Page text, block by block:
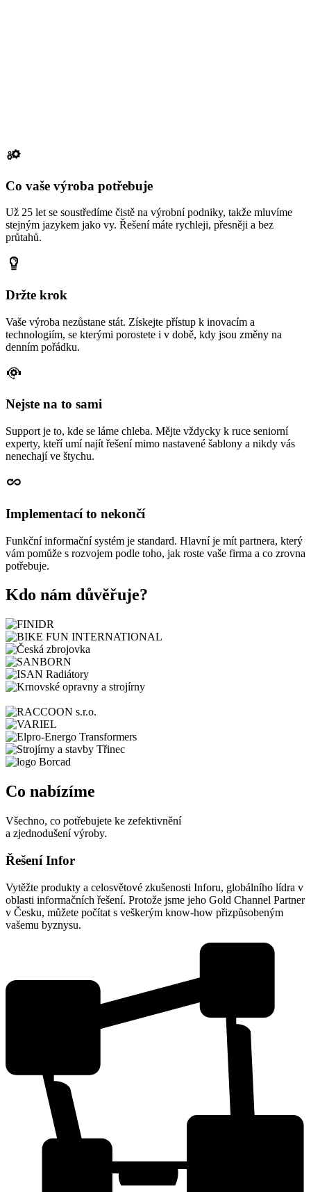
Co vaše výroba potřebuje
Už 25 let se soustředíme čistě na výrobní podniky, takže mluvíme
stejným jazykem jako vy. Řešení máte rychleji, přesněji a bez
průtahů.
Držte krok
Vaše výroba nezůstane stát. Získejte přístup k inovacím a
technologiím, se kterými porostete i v době, kdy jsou změny na
denním pořádku.
Nejste na to sami
Support je to, kde se láme chleba. Mějte vždycky k ruce seniorní
experty, kteří umí najít řešení mimo nastavené šablony a nikdy vás
nenechají ve štychu.
Implementací to nekončí
Funkční informační systém je standard. Hlavní je mít partnera, který
vám pomůže s rozvojem podle toho, jak roste vaše firma a co zrovna
potřebuje.
Kdo nám důvěřuje?
Co nabízíme
Všechno, co potřebujete ke zefektivnění
a zjednodušení výroby.
Řešení Infor
Vytěžte produkty a celosvětové zkušenosti Inforu, globálního lídra v
oblasti informačních řešení. Protože jsme jeho Gold Channel Partner
v Česku, můžete počítat s veškerým know-how přizpůsobeným
vašemu byznysu.